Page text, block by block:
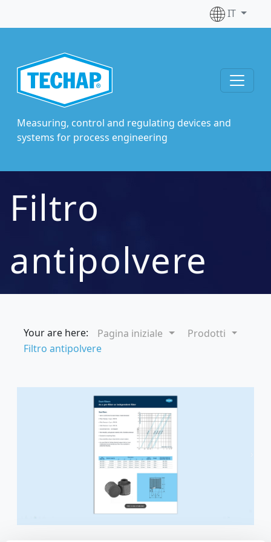
IT
Measuring, control and regulating devices and
systems for process engineering
Filtro
antipolvere
Your are here: Pagina iniziale
Prodotti
Filtro antipolvere